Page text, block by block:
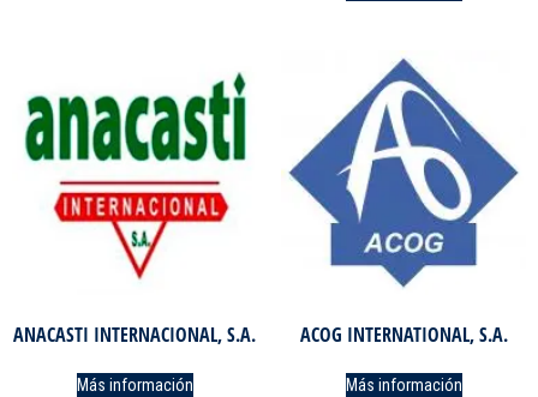
ANACASTI INTERNACIONAL, S.A.
Más información
ACOG INTERNATIONAL, S.A.
Más información